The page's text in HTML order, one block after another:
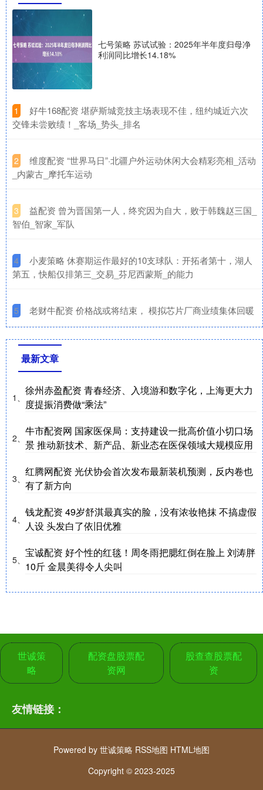
七号策略 苏试试验：2025年半年度归母净
利润同比增长14.18%
1
​好牛168配资 堪萨斯城竞技主场表现不佳，纽约城近六次
交锋未尝败绩！_客场_势头_排名
2
​维度配资 “世界马日”·北疆户外运动休闲大会精彩亮相_活动
_内蒙古_摩托车运动
3
​益配资 曾为晋国第一人，终究因为自大，败于韩魏赵三国_
智伯_智家_军队
4
​小麦策略 休赛期运作最好的10支球队：开拓者第十，湖人
第五，快船仅排第三_交易_芬尼西蒙斯_的能力
5 ​老财牛配资 价格战或将结束， 模拟芯片厂商业绩集体回暖
最新文章
1、
徐州赤盈配资 青春经济、入境游和数字化，上海更大力
度提振消费做“乘法”
2、
牛市配资网 国家医保局：支持建设一批高价值小切口场
景 推动新技术、新产品、新业态在医保领域大规模应用
3、
红腾网配资 光伏协会首次发布最新装机预测，反内卷也
有了新方向
4、
钱龙配资 49岁舒淇最真实的脸，没有浓妆艳抹 不搞虚假
人设 头发白了依旧优雅
5、
宝诚配资 好个性的红毯！周冬雨把腮红倒在脸上 刘涛胖
10斤 金晨美得令人尖叫
世诚策
略
配资盘股票配
资网
股查查股票配
资
友情链接：
Powered by 世诚策略 RSS地图 HTML地图
Copyright © 2023-2025